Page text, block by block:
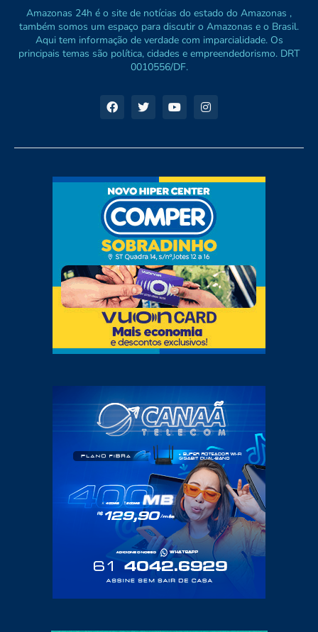
Amazonas 24h é o site de notícias do estado do Amazonas ,
também somos um espaço para discutir o Amazonas e o Brasil.
Aqui tem informação de verdade com imparcialidade. Os
principais temas são política, cidades e empreendedorismo. DRT
0010556/DF.